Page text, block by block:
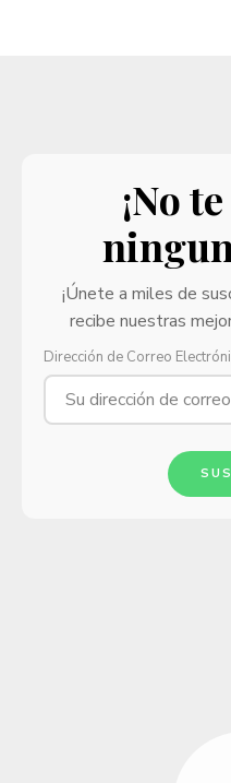
¡No
¡Únete a miles de
recibe nuestras
Dirección de Correo